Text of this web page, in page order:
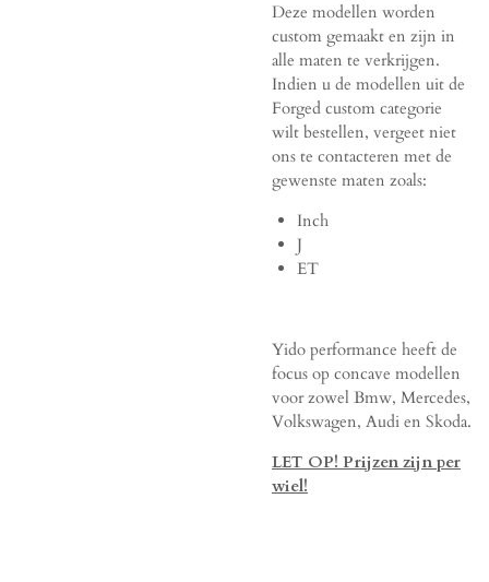
Deze modellen worden
custom gemaakt en zijn in
alle maten te verkrijgen.
Indien u de modellen uit de
Forged custom categorie
wilt bestellen, vergeet niet
ons te contacteren met de
gewenste maten zoals:
Inch
J
ET
Yido performance heeft de
focus op concave modellen
voor zowel Bmw, Mercedes,
Volkswagen, Audi en Skoda.
LET OP! Prijzen zijn per
wiel!